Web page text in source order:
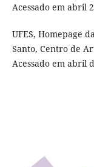
Acessado em abril
UFES, Homepage
Santo, Centro de
Acessado em abril